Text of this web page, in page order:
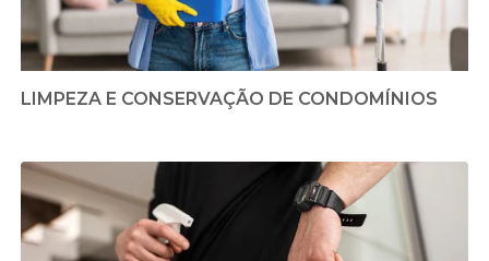
LIMPEZA E CONSERVAÇÃO DE CONDOMÍNIOS